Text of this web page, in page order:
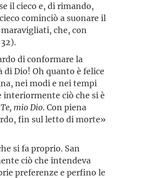
il cieco e, di rimando,
cominciò a suonare il
che, con
di conformare la
Dio! Oh quanto è felice
nei modi e nei tempi
interiormente ciò che si è
mio Dio. Con piena
fin sul letto di morte»
si fa proprio. San
ciò che intendeva
preferenze e perfino le